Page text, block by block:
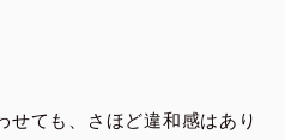
せても、さほど違和感はあり